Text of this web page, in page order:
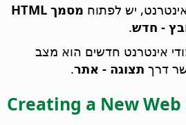
יש לפתוח מסמך HTML
- חדש.
אינטרנט חדשים הוא מצב
דרך תצוגה - אתר.
Creating a New Web